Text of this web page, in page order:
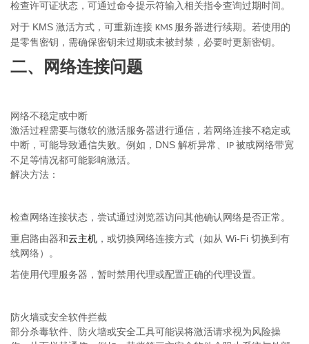
检查许可证状态，可通过命令提示符输入相关指令查询过期时间。
对于 KMS 激活方式，可重新连接 KMS 服务器进行续期。若使用的
是零售密钥，需确保密钥未过期或未被封禁，必要时更新密钥。
二、网络连接问题
网络不稳定或中断
激活过程需要与微软的激活服务器进行通信，若网络连接不稳定或
中断，可能导致通信失败。例如， DNS 解析异常、 IP 被或网络带宽
不足等情况都可能影响激活。
解决方法：
检查网络连接状态，尝试通过浏览器访问其他确认网络是否正常。
重启路由器和云主机 ，或切换网络连接方式（如从 Wi-Fi 切换到有
线网络）。
若使用代理服务器，暂时禁用代理或配置正确的代理设置。
防火墙或安全软件拦截
部分杀毒软件、防火墙或安全工具可能误将激活请求视为风险操